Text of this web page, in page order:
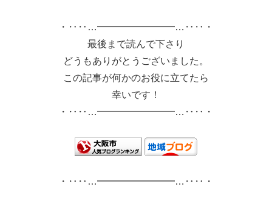
・‥‥…━━━━━━━━…‥‥・
最後まで読んで下さり
どうもありがとうございました。
この記事が何かのお役に立てたら
幸いです！
・‥‥…━━━━━━━━…‥‥・
・‥‥…━━━━━━━━…‥‥・